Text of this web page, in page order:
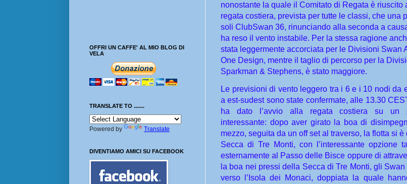
nonostante la quale il Comitato di Regata è riuscito
regata costiera, prevista per tutte le classi, che una
soli ClubSwan 36, rinunciando alla seconda a
ha reso il vento instabile. Per la stessa ragione
stata leggermente accorciata per le Divisioni Swan
One Design, mentre il taglio di percorso per la
Sparkman & Stephens, è stato maggiore.
Le previsioni di vento leggero tra i 6 e i 10 nodi da
a est-sudest sono state confermate, alle 13.30
ha dato l’avvio alla regata costiera su un
interessante: dopo aver girato la boa di
mezzo, seguita da un off set al traverso, la flotta si
Secca di Tre Monti, con l’interessante opzione
esternamente al Passo delle Bisce oppure di
la boa nei pressi della Secca di Tre Monti, gli
verso l’Isola dei Monaci, doppiata la quale
OFFRI UN CAFFE' AL MIO BLOG DI
VELA
TRANSLATE TO .......
Powered by Translate
DIVENTIAMO AMICI SU FACEBOOK